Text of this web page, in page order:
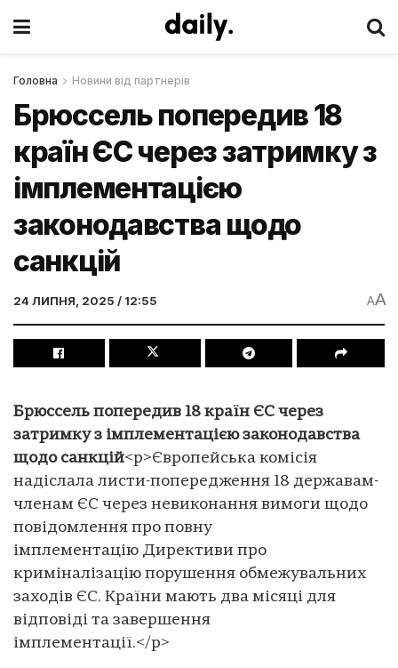
Головна Новини від партнерів
Брюссель попередив 18
країн ЄС через затримку з
імплементацією
законодавства щодо
санкцій
24 ЛИПНЯ, 2025 / 12:55 AA
Брюссель попередив 18 країн ЄС через
затримку з імплементацією законодавства
щодо санкцій<p>Європейська комісія
надіслала листи-попередження 18 державам-
членам ЄС через невиконання вимоги щодо
повідомлення про повну
імплементацію Директиви про
криміналізацію порушення обмежувальних
заходів ЄС. Країни мають два місяці для
відповіді та завершення
імплементації.</p>